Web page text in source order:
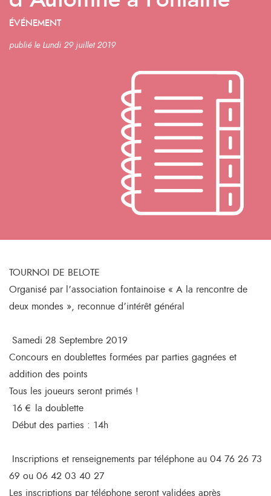
ÉVÉNEMENT
publié le Lundi 29 juillet 2019
TOURNOI DE BELOTE
Organisé par l’association fontainoise « A la rencontre de
deux mondes », reconnue d’intérêt général
Samedi 28 Septembre 2019
Concours en doublettes formées par parties gagnées et
addition des points
Tous les joueurs seront primés !
16 € la doublette
Début des parties : 14h
Inscriptions et renseignements par téléphone au 04 76 26 73
69 ou 06 42 03 40 27
Les inscriptions par téléphone seront validées après